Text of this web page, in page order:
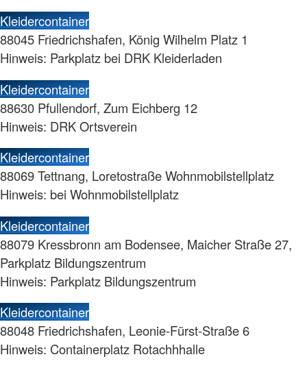
Kleidercontainer
88045 Friedrichshafen, König Wilhelm Platz 1
Hinweis: Parkplatz bei DRK Kleiderladen
Kleidercontainer
88630 Pfullendorf, Zum Eichberg 12
Hinweis: DRK Ortsverein
Kleidercontainer
88069 Tettnang, Loretostraße Wohnmobilstellplatz
Hinweis: bei Wohnmobilstellplatz
Kleidercontainer
88079 Kressbronn am Bodensee, Maicher Straße 27,
Parkplatz Bildungszentrum
Hinweis: Parkplatz Bildungszentrum
Kleidercontainer
88048 Friedrichshafen, Leonie-Fürst-Straße 6
Hinweis: Containerplatz Rotachhhalle